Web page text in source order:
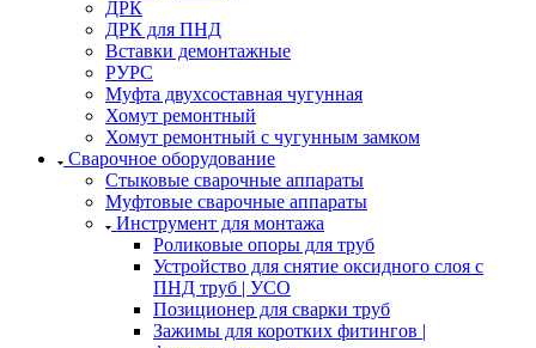
ДРК
ДРК для ПНД
Вставки демонтажные
РУРС
Муфта двухсоставная чугунная
Хомут ремонтный
Хомут ремонтный с чугунным замком
Сварочное оборудование
Стыковые сварочные аппараты
Муфтовые сварочные аппараты
Инструмент для монтажа
Роликовые опоры для труб
Устройство для снятие оксидного слоя с
ПНД труб | УСО
Позиционер для сварки труб
Зажимы для коротких фитингов |